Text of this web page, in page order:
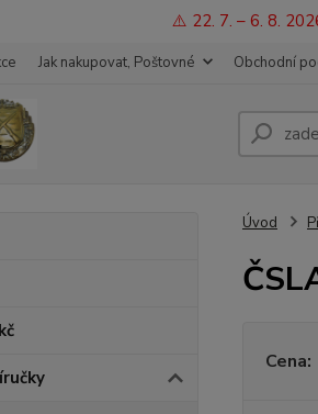
⚠️ 22. 7. – 6. 8.
Jak nakupovat, Poštovné Obchodní
Úvod
Cena: